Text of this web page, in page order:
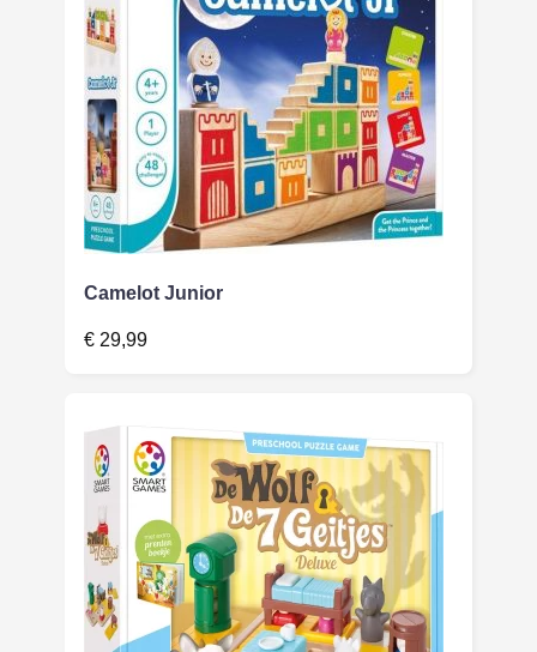
Camelot Junior
€ 29,99